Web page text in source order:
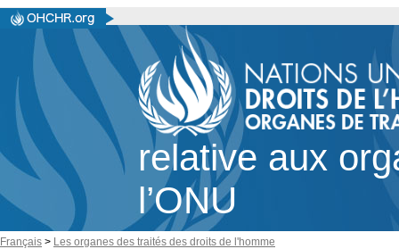
relative aux
l’ONU
Français > Les organes des traités des droits de l'homme